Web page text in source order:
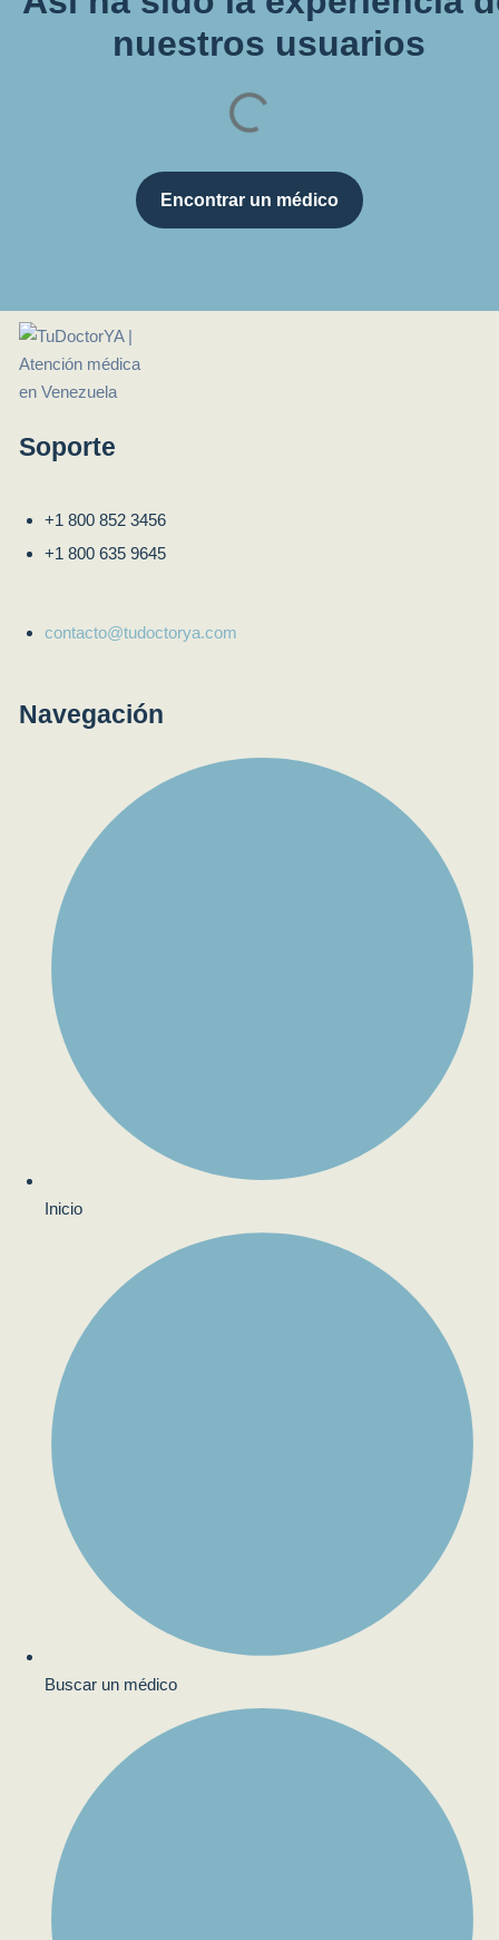
nuestros usuarios
Encontrar un médico
Soporte
+1 800 852 3456
+1 800 635 9645
contacto@tudoctorya.com
Navegación
Inicio
Buscar un médico